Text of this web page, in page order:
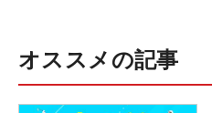
オススメの記事